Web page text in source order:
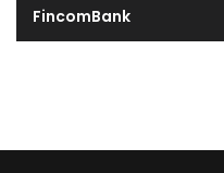
FincomBank